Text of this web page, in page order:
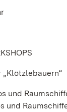
und
und